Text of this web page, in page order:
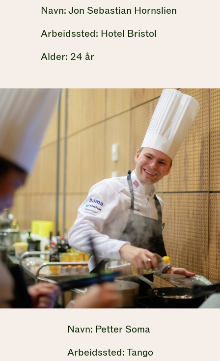
Navn: Jon Sebastian Hornslien
Arbeidssted: Hotel Bristol
Alder: 24 år
Navn: Petter Soma
Arbeidssted: Tango